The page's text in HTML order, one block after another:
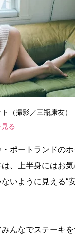
（撮影／三瓶康友）
る
ポートランドの
、上半身にはお
いように見える“
んなでステーキ